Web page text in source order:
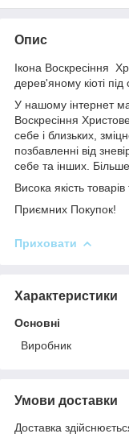
Опис
Ікона Воскресіння
дерев'яному кіоті
У нашому інтернет
Воскресіння
себе і близьких,
позбавленні від
себе та інших.
Висока якість
Приємних Покупок!
Приховати
Характеристики
Основні
Виробник
Умови доставки
Доставка